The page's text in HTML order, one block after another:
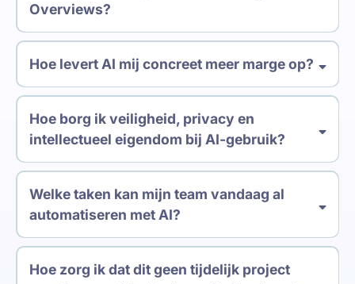
Overviews?
Hoe levert AI mij concreet meer marge op?
Hoe borg ik veiligheid, privacy en
intellectueel eigendom bij AI-gebruik?
Welke taken kan mijn team vandaag al
automatiseren met AI?
Hoe zorg ik dat dit geen tijdelijk project